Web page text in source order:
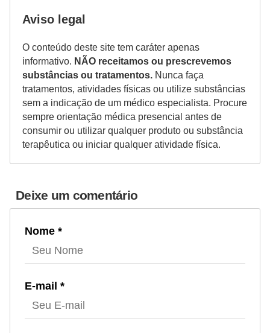
Aviso legal
O conteúdo deste site tem caráter apenas
informativo. NÃO receitamos ou prescrevemos
substâncias ou tratamentos. Nunca faça
tratamentos, atividades físicas ou utilize substâncias
sem a indicação de um médico especialista. Procure
sempre orientação médica presencial antes de
consumir ou utilizar qualquer produto ou substância
terapêutica ou iniciar qualquer atividade física.
Deixe um comentário
Nome *
E-mail *